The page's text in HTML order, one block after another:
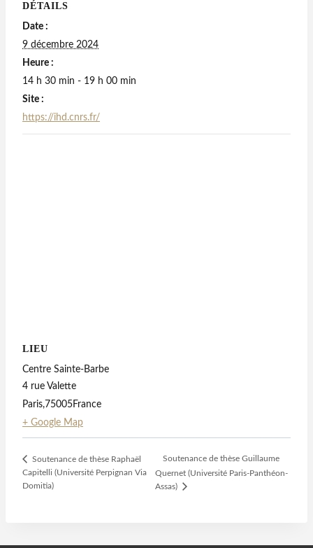
DÉTAILS
Date :
9 décembre 2024
Heure :
14 h 30 min - 19 h 00 min
Site :
https://ihd.cnrs.fr/
LIEU
Centre Sainte-Barbe
4 rue Valette
Paris,75005France
+ Google Map
Soutenance de thèse Raphaël
Capitelli (Université Perpignan Via
Domitia)
Soutenance de thèse Guillaume
Quernet (Université Paris-Panthéon-
Assas)